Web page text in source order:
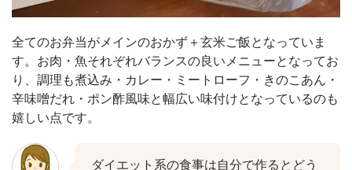
全てのお弁当がメインのおかず＋玄米ご飯となっていま
す。お肉・魚それぞれバランスの良いメニューとなってお
り、調理も煮込み・カレー・ミートローフ・きのこあん・
辛味噌だれ・ポン酢風味と幅広い味付けとなっているのも
嬉しい点です。
ダイエット系の食事は自分で作るとどう